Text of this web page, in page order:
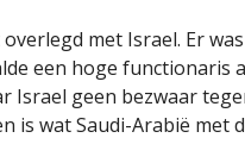
met Israel. Er
een hoge functionaris
Israel geen bezwaar
is wat Saudi-Arabië met